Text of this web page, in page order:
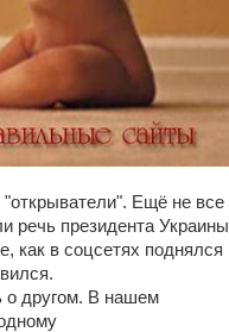
"открыватели". Ещё не все
речь президента Украины
как в соцсетях поднялся
о другом. В нашем